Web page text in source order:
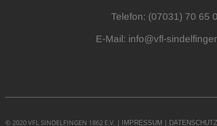
Telefon: (07031) 70 65 0
E-Mail: info@vfl-
© 2020 VFL SINDELFINGEN 1862 E.V. | IMPRESSUM | DATENSCHUTZ